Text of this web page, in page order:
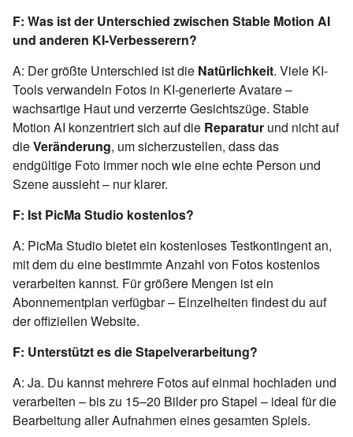
F: Was ist der Unterschied zwischen Stable Motion AI
und anderen KI-Verbesserern?
A: Der größte Unterschied ist die Natürlichkeit. Viele KI-
Tools verwandeln Fotos in KI-generierte Avatare –
wachsartige Haut und verzerrte Gesichtszüge. Stable
Motion AI konzentriert sich auf die Reparatur und nicht auf
dieVeränderung, um sicherzustellen, dass das
endgültige Foto immer noch wie eine echte Person und
Szene aussieht – nur klarer.
F: Ist PicMa Studio kostenlos?
A: PicMa Studio bietet ein kostenloses Testkontingent an,
mit dem du eine bestimmte Anzahl von Fotos kostenlos
verarbeiten kannst. Für größere Mengen ist ein
Abonnementplan verfügbar – Einzelheiten findest du auf
der offiziellen Website.
F: Unterstützt es die Stapelverarbeitung?
A: Ja. Du kannst mehrere Fotos auf einmal hochladen und
verarbeiten – bis zu 15–20 Bilder pro Stapel – ideal für die
Bearbeitung aller Aufnahmen eines gesamten Spiels.